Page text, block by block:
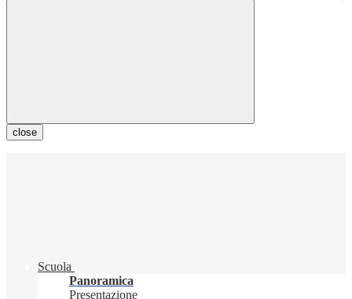
close
Scuola
Panoramica
Presentazione